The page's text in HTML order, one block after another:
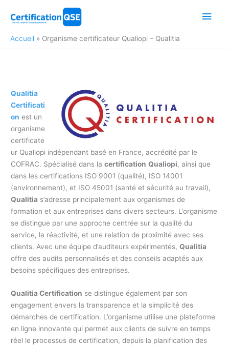
Accueil Organisme certificateur Qualiopi – Qualitia
Qualitia
Certificati
on est un
organisme
certificate
ur Qualiopi indépendant basé en France, accrédité par le
COFRAC. Spécialisé dans lacertification Qualiopi, ainsi que
dans les certifications ISO 9001 (qualité), ISO 14001
(environnement), et ISO 45001 (santé et sécurité au travail),
Qualitia s’adresse principalement aux organismes de
formation et aux entreprises dans divers secteurs. L’organisme
se distingue par une approche centrée sur la qualité du
service, la réactivité, et une relation de proximité avec ses
clients. Avec une équipe d’auditeurs expérimentés,Qualitia
offre des audits personnalisés et des conseils adaptés aux
besoins spécifiques des entreprises.
Qualitia Certification se distingue également par son
engagement envers la transparence et la simplicité des
démarches de certification. L’organisme utilise une plateforme
en ligne innovante qui permet aux clients de suivre en temps
réel le processus de certification, depuis la planification des